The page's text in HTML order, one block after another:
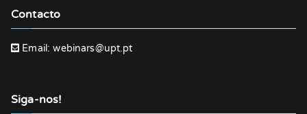
Contacto
Email:webinars@upt.pt
Siga-nos!